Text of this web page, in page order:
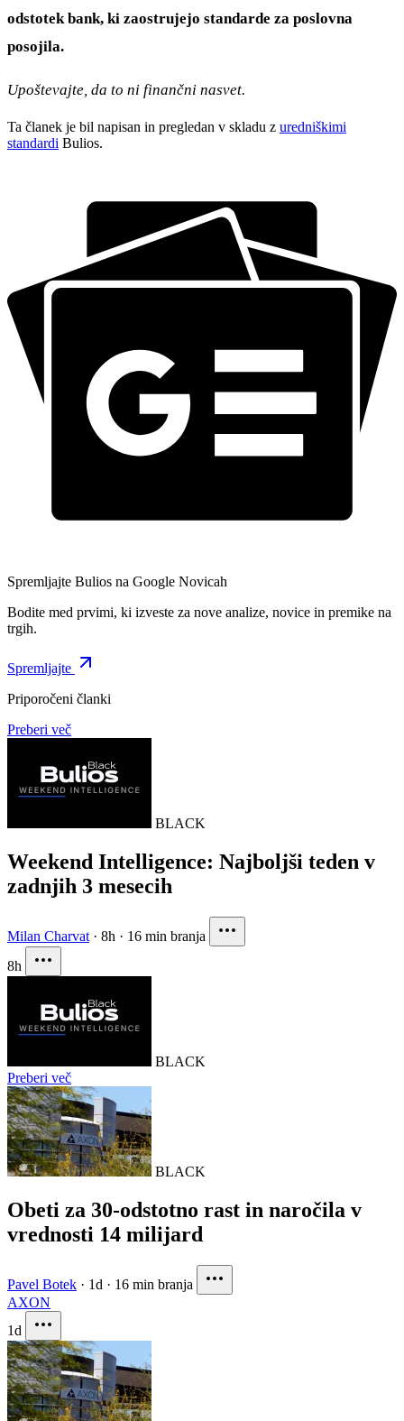
odstotek bank, ki zaostrujejo standarde za poslovna
posojila.
Upoštevajte, da to ni finančni nasvet.
Ta članek je bil napisan in pregledan v skladu z uredniškimi
standardi Bulios.
Spremljajte Bulios na Google Novicah
Bodite med prvimi, ki izveste za nove analize, novice in premike na
trgih.
Spremljajte
Priporočeni članki
Preberi več
BLACK
Weekend Intelligence: Najboljši teden v
zadnjih 3 mesecih
Milan Charvat · 8h · 16 min branja
8h
BLACK
Preberi več
BLACK
Obeti za 30-odstotno rast in naročila v
vrednosti 14 milijard
Pavel Botek · 1d · 16 min branja
AXON
1d